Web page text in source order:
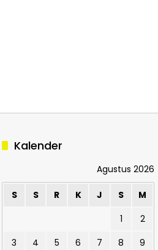
Kalender
Agustus 2026
S S R K J S
M
1
2
3
4 5 6 7 8
9